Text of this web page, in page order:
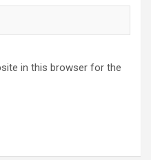
in this browser for the